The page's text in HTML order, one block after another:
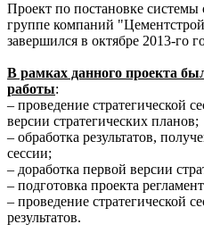
Проект по постановке системы
группе компаний
завершился в октябре 2013-го
В рамках данного проекта
работы:
– проведение стратегической
версии стратегических планов;
– обработка результатов,
сессии;
– доработка первой версии
– подготовка проекта
– проведение стратегической
результатов.